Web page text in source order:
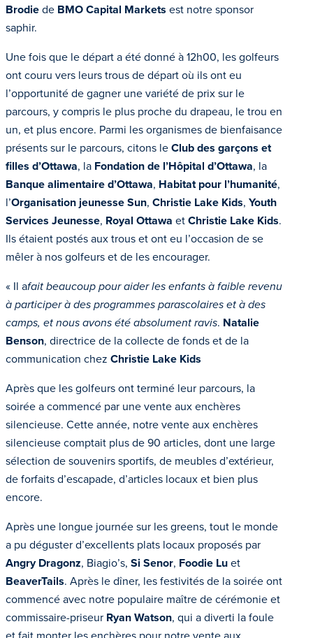
Brodiede BMO Capital Markets est notre sponsor
saphir.
Une fois que le départ a été donné à 12h00, les golfeurs
ont couru vers leurs trous de départ où ils ont eu
l’opportunité de gagner une variété de prix sur le
parcours, y compris le plus proche du drapeau, le trou en
un, et plus encore. Parmi les organismes de bienfaisance
présents sur le parcours, citons leClub des garçons et
filles d’Ottawa, la Fondation de l’Hôpital d’Ottawa, la
Banque alimentaire d’Ottawa, Habitat pour l’humanité,
l’Organisation jeunesse Sun, Christie Lake Kids, Youth
Services Jeunesse, Royal Ottawa etChristie Lake Kids.
Ils étaient postés aux trous et ont eu l’occasion de se
mêler à nos golfeurs et de les encourager.
« Il afait beaucoup pour aider les enfants à faible revenu
à participer à des programmes parascolaires et à des
camps, et nous avons été absolument ravis. Natalie
Benson, directrice de la collecte de fonds et de la
communication chez Christie Lake Kids
Après que les golfeurs ont terminé leur parcours, la
soirée a commencé par une vente aux enchères
silencieuse. Cette année, notre vente aux enchères
silencieuse comptait plus de 90 articles, dont une large
sélection de souvenirs sportifs, de meubles d’extérieur,
de forfaits d’escapade, d’articles locaux et bien plus
encore.
Après une longue journée sur les greens, tout le monde
a pu déguster d’excellents plats locaux proposés par
Angry Dragonz, Biagio’s, Si Senor, Foodie Luet
BeaverTails. Après le dîner, les festivités de la soirée ont
commencé avec notre populaire maître de cérémonie et
commissaire-priseur Ryan Watson, qui a diverti la foule